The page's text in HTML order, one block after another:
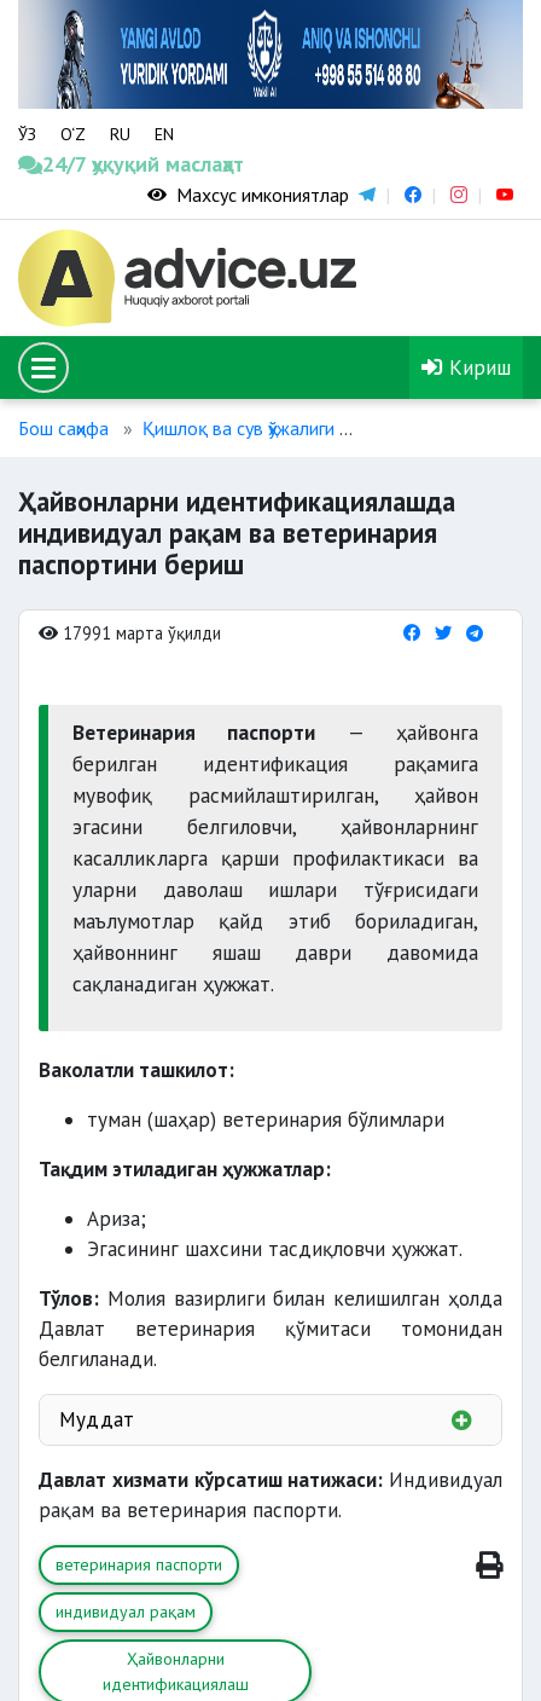
ЎЗ O‘Z RU EN
24/7 ҳуқуқий маслаҳат
Махсус имкониятлар
Кириш
Бош саҳифа Қишлоқ ва сув ҳўжалиги
Ҳайвонларни идентификациялашда
индивидуал рақам ва ветеринария
паспортини бериш
17991 марта ўқилди
Ветеринария паспорти — ҳайвонга
берилган идентификация рақамига
мувофиқ расмийлаштирилган, ҳайвон
эгасини белгиловчи, ҳайвонларнинг
касалликларга қарши профилактикаси ва
уларни даволаш ишлари тўғрисидаги
маълумотлар қайд этиб бориладиган,
ҳайвоннинг яшаш даври давомида
сақланадиган ҳужжат.
Ваколатли ташкилот:
туман (шаҳар) ветеринария бўлимлари
Тақдим этиладиган ҳужжатлар:
Ариза;
Эгасининг шахсини тасдиқловчи ҳужжат.
Тўлов: Молия вазирлиги билан келишилган ҳолда
Давлат ветеринария қўмитаси томонидан
белгиланади.
Муддат
Давлат хизмати кўрсатиш натижаси: Индивидуал
рақам ва ветеринария паспорти.
ветеринария паспорти
индивидуал рақам
Ҳайвонларни
идентификациялаш